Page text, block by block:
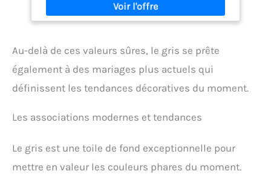
bohème chic Pas besoin d'entretien fastidieux : il
suffit de le tapoter régulièrement pour enlever la
œillets de rideaux conviennent à la plupart des
tringles à rideaux du marché. Insérez la tringle à
rideau dans l’œillet du rideau.
Au-delà de ces valeurs sûres, le gris se prête
également à des mariages plus actuels qui
définissent les tendances décoratives du moment.
Les associations modernes et tendances
Le gris est une toile de fond exceptionnelle pour
mettre en valeur les couleurs phares du moment.